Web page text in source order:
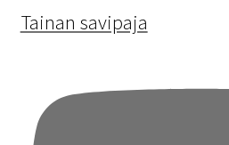
Tainan savipaja